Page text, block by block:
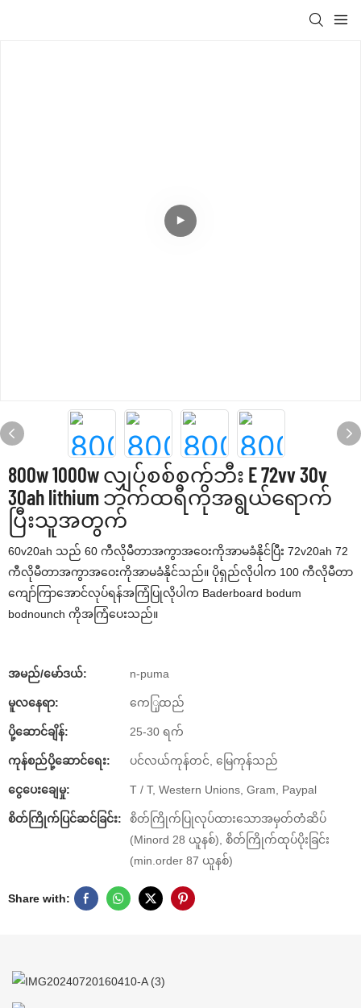
800w 1000w လျှပ်စစ်စက်ဘီး E 72vv 30v
30ah lithium ဘက်ထရီကိုအရွယ်ရောက်
ပြီးသူအတွက်
60v20ah သည် 60 ကီလိုမီတာအကွာအဝေးကိုအာမခံနိုင်ပြီး 72v20ah 72
ကီလိုမီတာအကွာအဝေးကိုအာမခံနိုင်သည်။ ပိုရှည်လိုပါက 100 ကီလိုမီတာ
ကျော်ကြာအောင်လုပ်ရန်အကြံပြုလိုပါက Baderboard bodum
bodnounch ကိုအကြံပေးသည်။
အမည်/မော်ဒယ်: n-puma
မူလနေရာ: ကေြှထည်
ပို့ဆောင်ချိန်: 25-30 ရက်
ကုန်စည်ပို့ဆောင်ရေး: ပင်လယ်ကုန်တင်, မြေကုန်သည်
ငွေပေးချေမှု: T / T, Western Unions, Gram, Paypal
စိတ်ကြိုက်ပြင်ဆင်ခြင်း:
စိတ်ကြိုက်ပြုလုပ်ထားသောအမှတ်တံဆိပ်
(Minord 28 ယူနစ်), စိတ်ကြိုက်ထုပ်ပိုးခြင်း
(min.order 87 ယူနစ်)
Share with: